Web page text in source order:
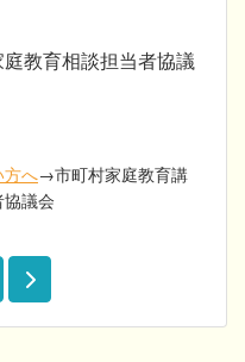
教育相談担当者協議
へ→市町村家庭教育講
議会